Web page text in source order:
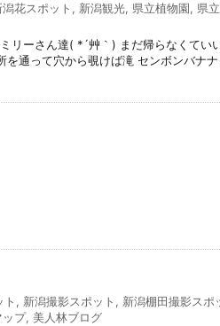
潟花スポット , 新潟観光, 県立植物園, 県
リーさん達( *´艸｀) まだ帰らなくてい
通って穴から覗けば滝 センボンバナ
, 新潟撮影スポット , 新潟棚田撮影スポ
ップ, 美人林ブログ